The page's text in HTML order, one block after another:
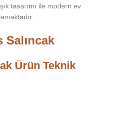
tasarımı ile modern ev
Salıncak
Ürün Teknik